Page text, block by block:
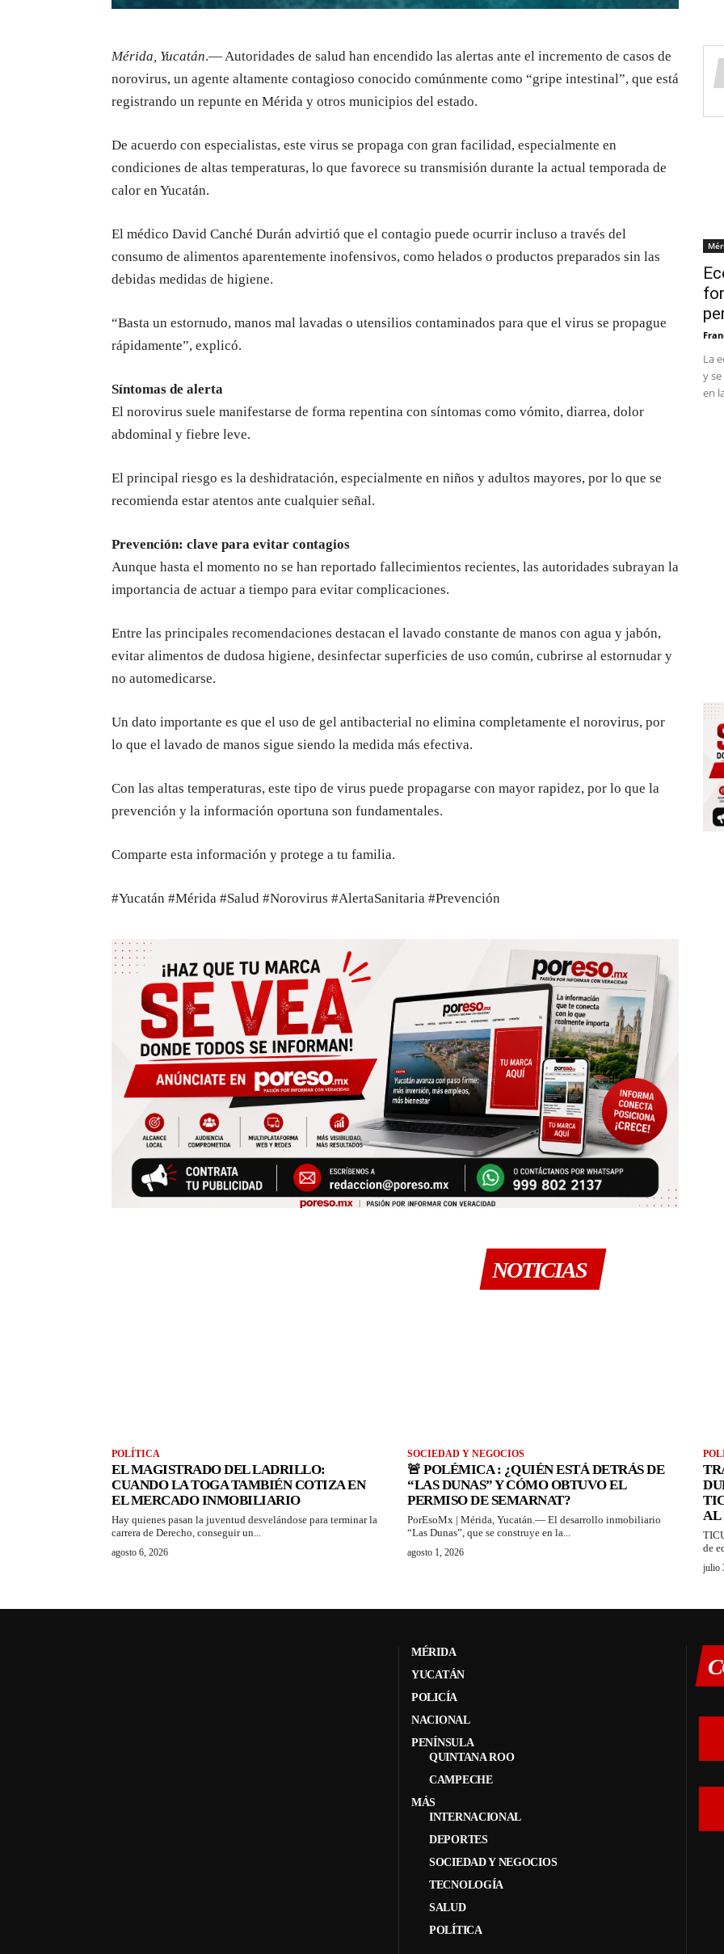
Mérida, Yucatán.— Autoridades de salud han encendido las alertas ante el incremento de casos de
norovirus, un agente altamente contagioso conocido comúnmente como “gripe intestinal”, que está
registrando un repunte en Mérida y otros municipios del estado.
De acuerdo con especialistas, este virus se propaga con gran facilidad, especialmente en
condiciones de altas temperaturas, lo que favorece su transmisión durante la actual temporada de
calor en Yucatán.
El médico David Canché Durán advirtió que el contagio puede ocurrir incluso a través del
consumo de alimentos aparentemente inofensivos, como helados o productos preparados sin las
debidas medidas de higiene.
“Basta un estornudo, manos mal lavadas o utensilios contaminados para que el virus se propague
rápidamente”, explicó.
Síntomas de alerta
El norovirus suele manifestarse de forma repentina con síntomas como vómito, diarrea, dolor
abdominal y fiebre leve.
El principal riesgo es la deshidratación, especialmente en niños y adultos mayores, por lo que se
recomienda estar atentos ante cualquier señal.
Prevención: clave para evitar contagios
Aunque hasta el momento no se han reportado fallecimientos recientes, las autoridades subrayan la
importancia de actuar a tiempo para evitar complicaciones.
Entre las principales recomendaciones destacan el lavado constante de manos con agua y jabón,
evitar alimentos de dudosa higiene, desinfectar superficies de uso común, cubrirse al estornudar y
no automedicarse.
Un dato importante es que el uso de gel antibacterial no elimina completamente el norovirus, por
lo que el lavado de manos sigue siendo la medida más efectiva.
Con las altas temperaturas, este tipo de virus puede propagarse con mayor rapidez, por lo que la
prevención y la información oportuna son fundamentales.
Comparte esta información y protege a tu familia.
#Yucatán #Mérida #Salud #Norovirus #AlertaSanitaria #Prevención
La
y
en
NOTICIAS
POLÍTICA
EL MAGISTRADO DEL LADRILLO:
CUANDO LA TOGA TAMBIÉN COTIZA EN
EL MERCADO INMOBILIARIO
Hay quienes pasan la juventud desvelándose para terminar la
carrera de Derecho, conseguir un...
agosto 6, 2026
SOCIEDAD Y NEGOCIOS
🚨 POLÉMICA : ¿QUIÉN ESTÁ DETRÁS DE
“LAS DUNAS” Y CÓMO OBTUVO EL
PERMISO DE SEMARNAT?
PorEsoMx | Mérida, Yucatán.— El desarrollo inmobiliario
“Las Dunas”, que se construye en la...
agosto 1, 2026
AL
de
julio
MÉRIDA
YUCATÁN
POLICÍA
NACIONAL
PENÍNSULA
QUINTANA ROO
CAMPECHE
MÁS
INTERNACIONAL
DEPORTES
SOCIEDAD Y NEGOCIOS
TECNOLOGÍA
SALUD
POLÍTICA